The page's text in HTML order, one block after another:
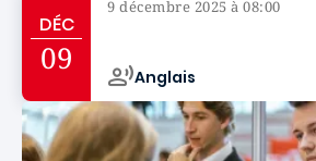
DÉC
09
9 décembre 2025 à 08:00
Anglais